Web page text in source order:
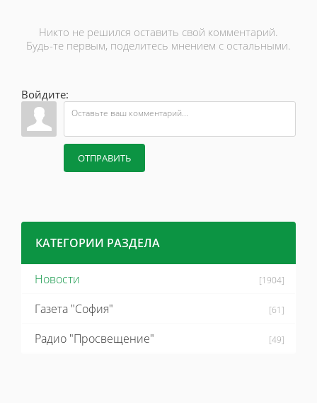
Никто не решился оставить свой комментарий.
Будь-те первым, поделитесь мнением с остальными.
Войдите:
ОТПРАВИТЬ
КАТЕГОРИИ РАЗДЕЛА
Новости [1904]
Газета "София" [61]
Радио "Просвещение" [49]